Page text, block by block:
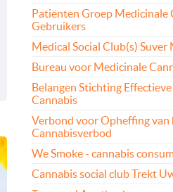
Patiënten Groep Medicinale
Gebruikers
Medical Social Club(s) Suver
Bureau voor Medicinale
Belangen Stichting
Cannabis
Verbond voor Opheffing van
Cannabisverbod
We Smoke - cannabis
Cannabis social club Trekt